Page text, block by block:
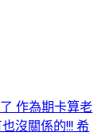
作為期卡算老
沒關係的!!! 希